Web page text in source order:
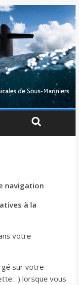
navigation
à la
votre
sur votre
lorsque vous